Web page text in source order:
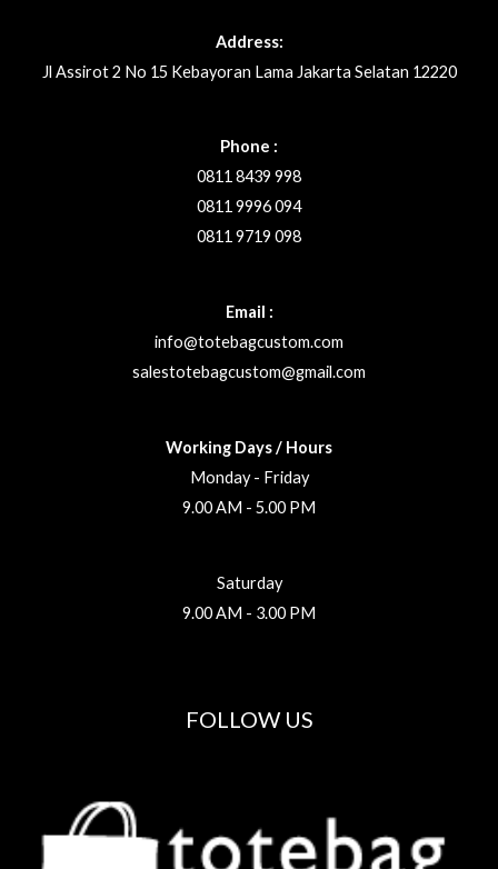
Address:
Jl Assirot 2 No 15 Kebayoran Lama Jakarta Selatan 12220
Phone :
0811 8439 998
0811 9996 094
0811 9719 098
Email :
info@totebagcustom.com
salestotebagcustom@gmail.com
Working Days / Hours
Monday - Friday
9.00 AM - 5.00 PM
Saturday
9.00 AM - 3.00 PM
FOLLOW US